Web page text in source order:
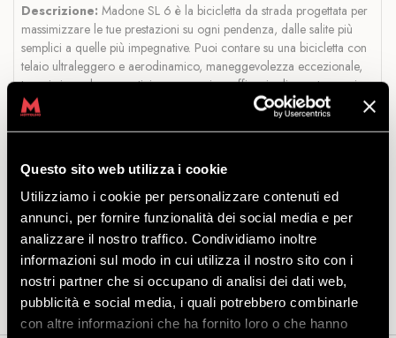
Questo sito web utilizza i cookie
Utilizziamo i cookie per personalizzare contenuti ed
annunci, per fornire funzionalità dei social media e per
analizzare il nostro traffico. Condividiamo inoltre
informazioni sul modo in cui utilizza il nostro sito con i
nostri partner che si occupano di analisi dei dati web,
pubblicità e social media, i quali potrebbero combinarle
con altre informazioni che ha fornito loro o che hanno
Descrizione: Madone SL 6 è la bicicletta da strada progettata per
massimizzare le tue prestazioni su ogni pendenza, dalle salite più
semplici a quelle più impegnative. Puoi contare su una bicicletta con
telaio ultraleggero e aerodinamico, maneggevolezza eccezionale,
trasmissione da competizione e massima efficacia di arresto grazie a
potenti freni a disco idraulici.
Taglie disponibili:S M ML L (in base all’altezza della persona).
Taglia S: 168-174 cm
Taglia M-L: 180-185 cm
Taglia L: 185-190 cm
Inclusi nell’offerta:bici e casco.